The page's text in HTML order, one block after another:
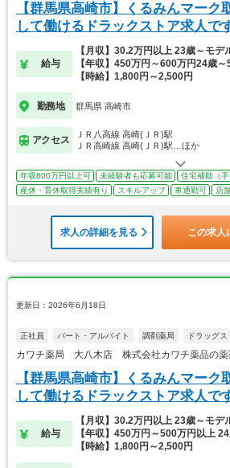
【群馬県高崎市】くるみんマーク
して働けるドラックストア求人で
給与
【月収】30.2万円以上 23歳～モデ
【年収】450万円～600万円24歳
【時給】1,800円～2,500円
勤務地 群馬県 高崎市
アクセス
ＪＲ八高線 高崎(ＪＲ)駅
ＪＲ高崎線 高崎(ＪＲ)駅…ほか
年収600万円以上可 未経験者も応募可能
住宅補助（手
産休・育休取得実績有り
スキルアップ 車通勤可 店
求人の詳細を見る この求人
更新日：2026年6月18日
正社員 パート・アルバイト 調剤薬局 ドラッグス
カワチ薬局 大八木店 株式会社カワチ薬品の薬
【群馬県高崎市】くるみんマーク
して働けるドラックストア求人で
給与
【月収】30.2万円以上 23歳～モデ
【年収】450万円～500万円以上
【時給】1,800円～2,500円